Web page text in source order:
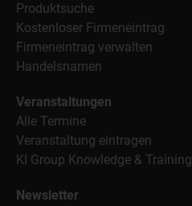
Produktsuche
Kostenloser Firmeneintrag
Firmeneintrag verwalten
Handelsnamen
Veranstaltungen
Alle Termine
Veranstaltung eintragen
KI Group Knowledge & Training
Newsletter